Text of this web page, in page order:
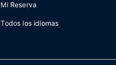
Mi Reserva
Todos los idiomas